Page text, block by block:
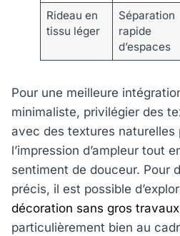
Rideau en
tissu léger
Séparation
rapide
d’espaces
Pour une meilleure
minimaliste, privilégier des
avec des textures naturelles
l’impression d’ampleur tout
sentiment de douceur. Pour
précis, il est possible
décoration sans gros travaux
particulièrement bien au